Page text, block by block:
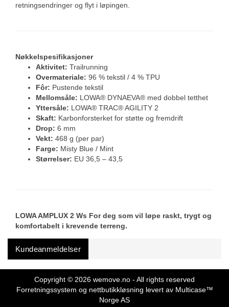
retningsendringer og flyt i løpingen.
Nøkkelspesifikasjoner
Aktivitet: Trailrunning
Overmateriale: 96 % tekstil / 4 % TPU
Fôr: Pustende tekstil
Mellomsåle: LOWA® DYNAEVA® med dobbel tetthet
Yttersåle: LOWA® TRAC® AGILITY 2
Skaft: Karbonforsterket for støtte og fremdrift
Drop: 6 mm
Vekt: 468 g (per par)
Farge: Misty Blue / Mint
Størrelser: EU 36,5 – 43,5
LOWA AMPLUX 2 Ws For deg som vil løpe raskt, trygt og
komfortabelt i krevende terreng.
Kundeanmeldelser
Copyright © 2026 wemove.no - All rights reserved
Forretningssystem og nettbutikkløsning levert av Multicase™
Norge AS